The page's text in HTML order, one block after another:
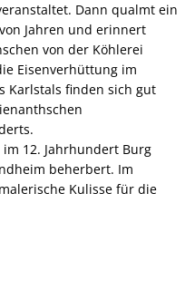
Dann qualmt ein
Jahren und erinnert
von der Köhlerei
Eisenverhüttung im
Karlstals finden sich gut
12. Jahrhundert Burg
beherbert. Im
Kulisse für die